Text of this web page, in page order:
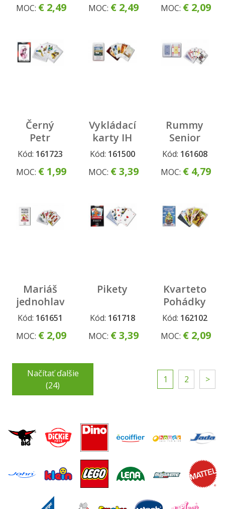
MOC: € 2,49
MOC: € 2,49
MOC: € 2,09
Černý
Petr
kominíček
Kód: 161723
MOC: € 1,99
Vykládací
karty IH
Kód: 161500
MOC: € 3,39
Rummy
Senior
Kód: 161608
MOC: € 4,79
Mariáš
jednohlavý
- mini
Kód: 161651
MOC: € 2,09
Pikety
Kód: 161718
MOC: € 3,39
Kvarteto
Pohádky
Kód: 162102
MOC: € 2,09
Načítať ďalšie
(24)
1 2 >